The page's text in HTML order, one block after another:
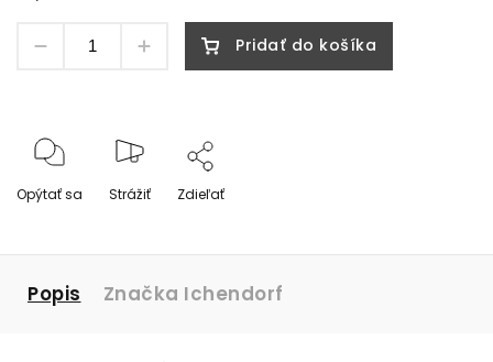
Pridať do košíka
Opýtať sa Strážiť Zdieľať
Popis Značka Ichendorf